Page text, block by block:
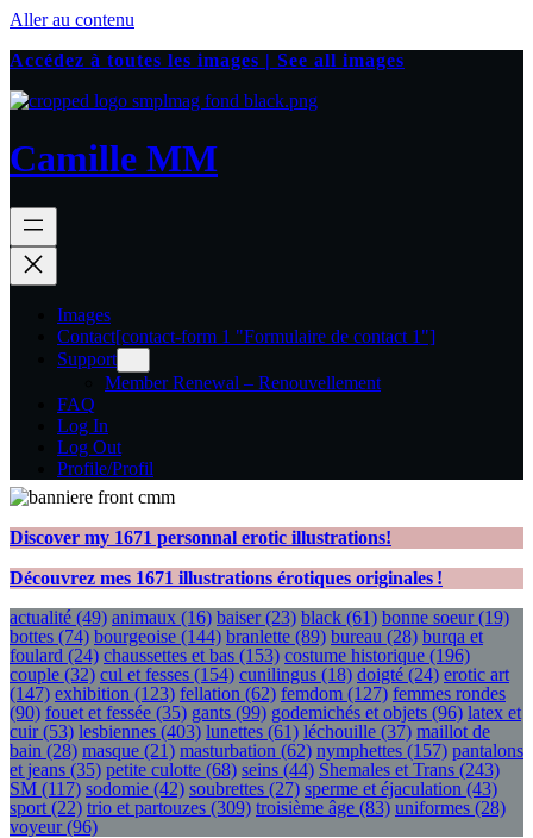
Aller au contenu
Accédez à toutes les images | See all images
Camille MM
Images
Contact[contact-form 1 "Formulaire de contact 1"]
Support
Member Renewal – Renouvellement
FAQ
Log In
Log Out
Profile/Profil
Discover my 1671 personnal erotic illustrations!
Découvrez mes 1671 illustrations érotiques originales !
actualité (49) animaux (16) baiser(23) black (61) bonne soeur(19)
bottes (74) bourgeoise (144) branlette (89) bureau (28) burqa et
foulard (24) chaussettes et bas (153) costume historique (196)
couple (32) cul et fesses (154) cunilingus (18) doigté (24) erotic art
(147) exhibition (123) fellation (62) femdom (127) femmes rondes
(90) fouet et fessée (35) gants (99) godemichés et objets (96) latex et
cuir(53) lesbiennes (403) lunettes (61) léchouille (37) maillot de
bain (28) masque (21) masturbation (62) nymphettes (157) pantalons
et jeans (35) petite culotte (68) seins (44) Shemales et Trans (243)
SM (117) sodomie (42) soubrettes (27) sperme et éjaculation (43)
sport (22) trio et partouzes (309) troisième âge (83) uniformes (28)
voyeur(96)